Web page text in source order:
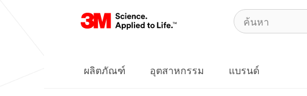
ผลิตภัณฑ์ อุตสาหกรรม แบรนด์